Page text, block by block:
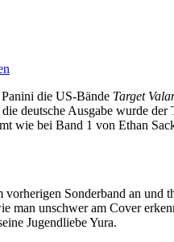
die US-Bände Target
deutsche Ausgabe wurde
wie bei Band 1 von Ethan
Sonderband an und
man unschwer am Cover
Jugendliebe Yura.